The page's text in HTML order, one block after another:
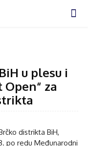
u plesu i
za
distrikta BiH,
po redu Međunarodni